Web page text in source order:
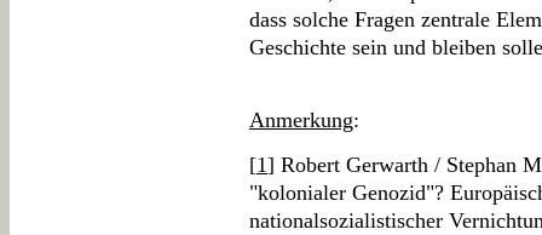
dass solche Fragen zentrale
Geschichte sein und bleiben
Anmerkung:
[1] Robert Gerwarth / Stephan
"kolonialer Genozid"?
nationalsozialistischer